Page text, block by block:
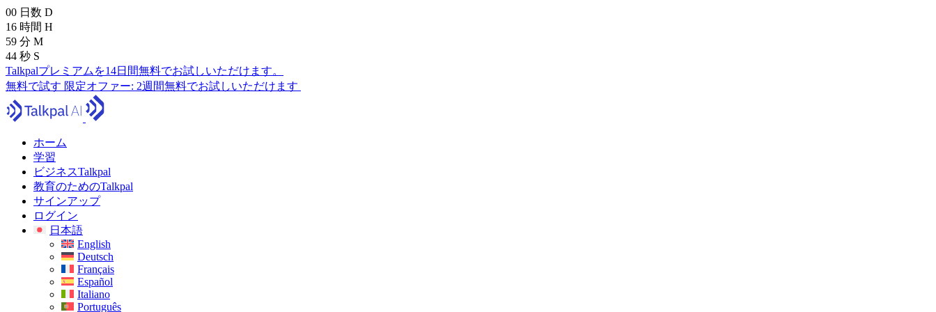
00 日数 D
16 時間 H
59 分 M
42 秒 S
Talkpalプレミアムを14日間無料でお試しいただけます。
無料で試す 限定オファー: 2週間無料でお試しいただけます
ホーム
学習
ビジネスTalkpal
教育のためのTalkpal
サインアップ
ログイン
日本語
English
Deutsch
Français
Español
Italiano
Português